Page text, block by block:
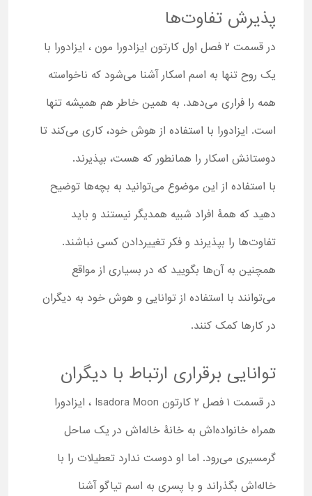
پذیرش تفاوت‌ها
در قسمت ۲ فصل اول کارتون ایزادورا مون ، ایزادورا با
یک روح تنها به اسم اسکار آشنا می‌شود که ناخواسته
همه را فراری می‌دهد. به همین خاطر هم همیشه تنها
است. ایزادورا با استفاده از هوش خود، کاری می‌کند تا
دوستانش اسکار را همانطور که هست، بپذیرند.
با استفاده از این موضوع می‌توانید به بچه‌ها توضیح
دهید که همۀ افراد شبیه همدیگر نیستند و باید
تفاوت‌ها را بپذیرند و فکر تغییردادن کسی نباشند.
همچنین به آن‌ها بگویید که در بسیاری از مواقع
می‌توانند با استفاده از توانایی و هوش خود به دیگران
در کارها کمک کنند.
توانایی برقراری ارتباط با دیگران
در قسمت ۱ فصل ۲ کارتون Isadora Moon ، ایزادورا
همراه خانواده‌اش به خانۀ خاله‌اش در یک ساحل
گرمسیری می‌رود. اما او دوست ندارد تعطیلات را با
خاله‌اش بگذراند و با پسری به اسم تیاگو آشنا